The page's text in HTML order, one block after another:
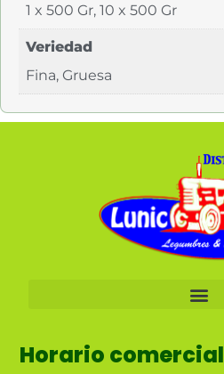
1 x 500 Gr, 10 x 500 Gr
Veriedad
Fina, Gruesa
Horario comercial